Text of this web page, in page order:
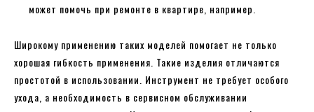
может помочь при ремонте в квартире, например.
Широкому применению таких моделей помогает не только
хорошая гибкость применения. Такие изделия отличаются
простотой в использовании. Инструмент не требует особого
ухода, а необходимость в сервисном обслуживании